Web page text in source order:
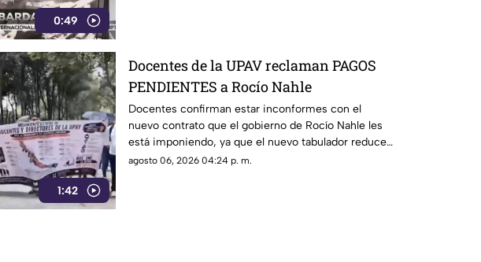
0:49
1:42
Docentes de la UPAV reclaman PAGOS
PENDIENTES a Rocío Nahle
Docentes confirman estar inconformes con el
nuevo contrato que el gobierno de Rocío Nahle les
está imponiendo, ya que el nuevo tabulador reduce
su salario.
agosto 06, 2026 04:24 p. m.